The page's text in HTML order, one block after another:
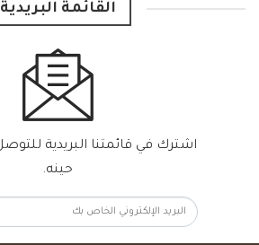
القائمة البريدية
اشترك في قائمتنا البريدية
حينه.